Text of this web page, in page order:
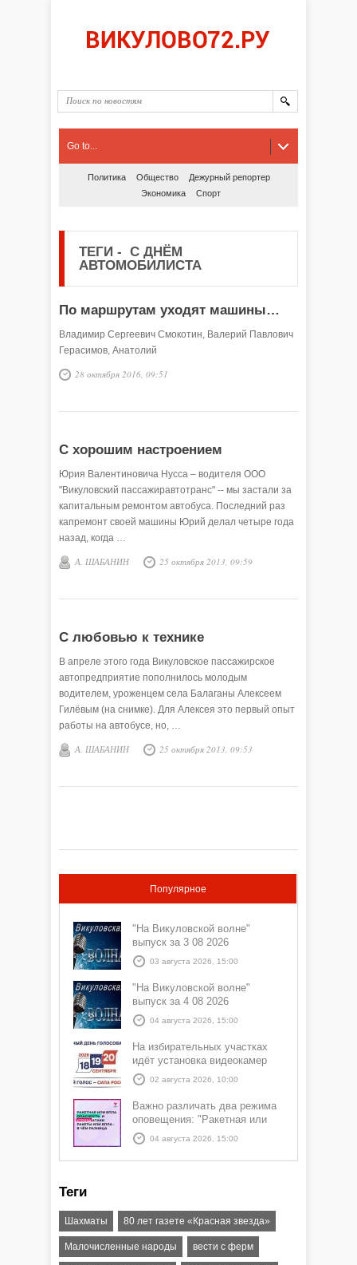
Go to...
Политика Общество
Дежурный репортер
Экономика
Спорт
ТЕГИ - С ДНЁМ
АВТОМОБИЛИСТА
По маршрутам уходят машины…
Владимир Сергеевич Смокотин, Валерий Павлович
Герасимов, Анатолий
28 октября 2016, 09:51
С хорошим настроением
Юрия Валентиновича Нусса – водителя ООО
"Викуловский пассажиравтотранс" -- мы застали за
капитальным ремонтом автобуса. Последний раз
капремонт своей машины Юрий делал четыре года
назад, когда …
А. ШАБАНИН 25 октября 2013, 09:59
С любовью к технике
В апреле этого года Викуловское пассажирское
автопредприятие пополнилось молодым
водителем, уроженцем села Балаганы Алексеем
Гилёвым (на снимке). Для Алексея это первый опыт
работы на автобусе, но, …
А. ШАБАНИН 25 октября 2013, 09:53
Популярное
"На Викуловской волне"
выпуск за 3 08 2026
03 августа 2026, 15:00
"На Викуловской волне"
выпуск за 4 08 2026
04 августа 2026, 15:00
На избирательных участках
идёт установка видеокамер
02 августа 2026, 10:00
Важно различать два режима
оповещения: "Ракетная или
БПЛА опасность" и "Угроза
атаки ракеты или БПЛА"
04 августа 2026, 15:00
Теги
Шахматы 80 лет газете «Красная звезда»
Малочисленные народы вести с ферм